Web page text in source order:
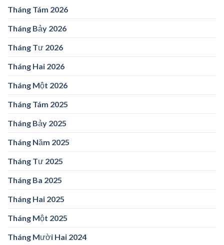
Tháng Tám 2026
Tháng Bảy 2026
Tháng Tư 2026
Tháng Hai 2026
Tháng Một 2026
Tháng Tám 2025
Tháng Bảy 2025
Tháng Năm 2025
Tháng Tư 2025
Tháng Ba 2025
Tháng Hai 2025
Tháng Một 2025
Tháng Mười Hai 2024